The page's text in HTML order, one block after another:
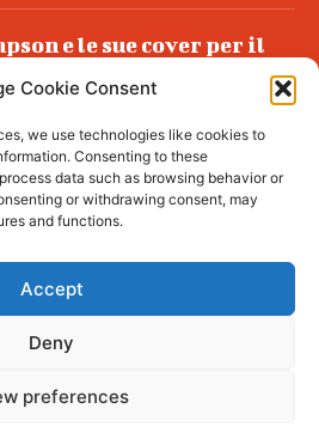
Cookie Consent
we use technologies like cookies to
Consenting to these
data such as browsing behavior or
or withdrawing consent, may
and functions.
Accept
Deny
preferences
e le sue cover per il
condannato
rights reserved. Made with
Portal about living, lifestyle,
Take your time and